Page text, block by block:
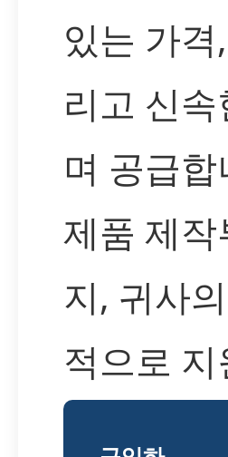
있는 가
리고 신
며 공급
제품 제
지, 귀사
적으로